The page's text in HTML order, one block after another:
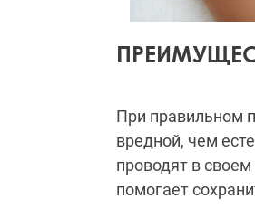
При правильном
вредной, чем
проводят в
помогает